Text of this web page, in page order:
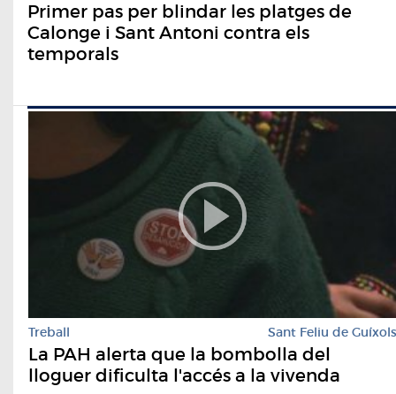
Primer pas per blindar les platges de
Calonge i Sant Antoni contra els
temporals
Treball Sant Feliu de Guíxols
La PAH alerta que la bombolla del
lloguer dificulta l'accés a la vivenda